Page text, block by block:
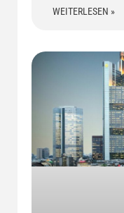
WEITERLESEN »